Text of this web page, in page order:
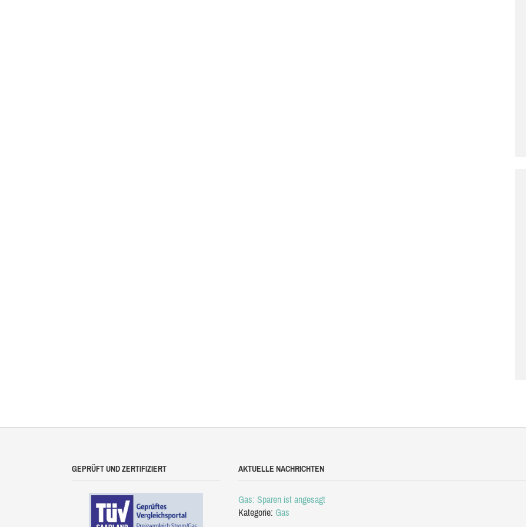
GEPRÜFT UND ZERTIFIZIERT AKTUELLE NACHRICHTEN
Gas: Sparen ist angesagt
Kategorie: Gas